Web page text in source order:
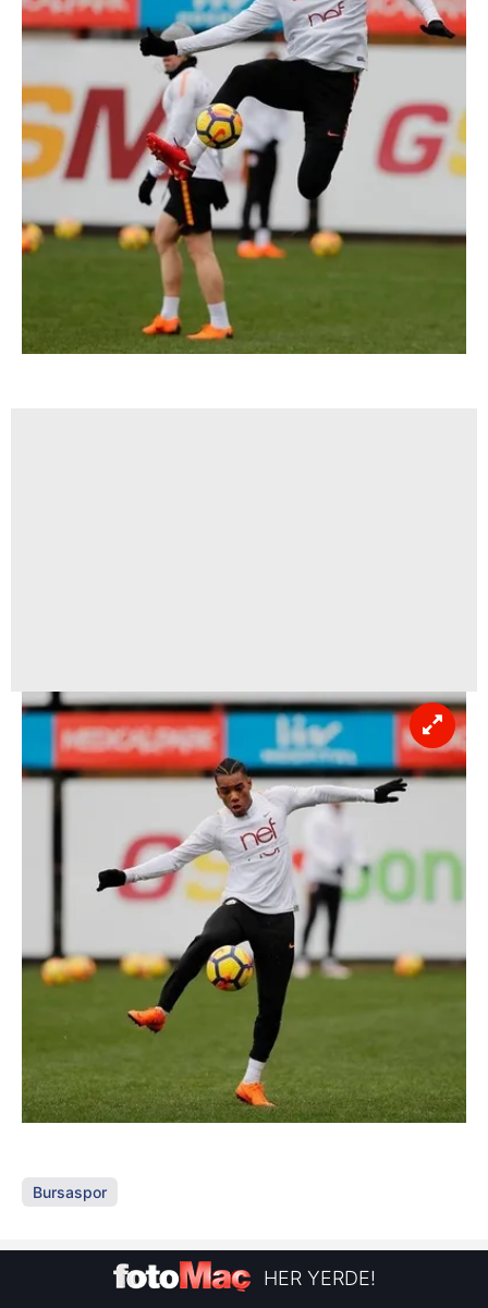
Bursaspor
HER YERDE!